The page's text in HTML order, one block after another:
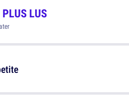
PLUS LUS